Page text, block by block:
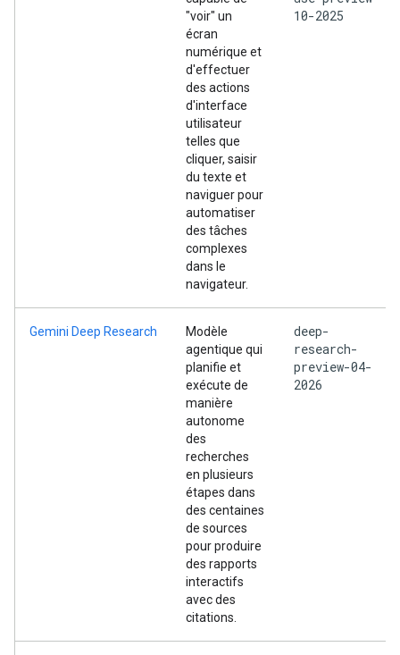
"voir" un
écran
numérique et
d'effectuer
des actions
d'interface
utilisateur
telles que
cliquer, saisir
du texte et
naviguer pour
automatiser
des tâches
complexes
dans le
navigateur.
10-2025
Gemini Deep Research
Modèle
agentique qui
planifie et
exécute de
manière
autonome
des
recherches
en plusieurs
étapes dans
des centaines
de sources
pour produire
des rapports
interactifs
avec des
citations.
deep-
research-
preview-04-
2026